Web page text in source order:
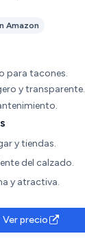
Amazon
para tacones.
y transparente.
y tiendas.
del calzado.
y atractiva.
Ver precio